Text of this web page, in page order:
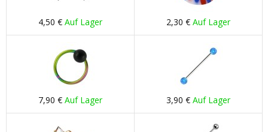
4,50 € Auf Lager 2,30 € Auf Lager
7,90 € Auf Lager 3,90 € Auf Lager